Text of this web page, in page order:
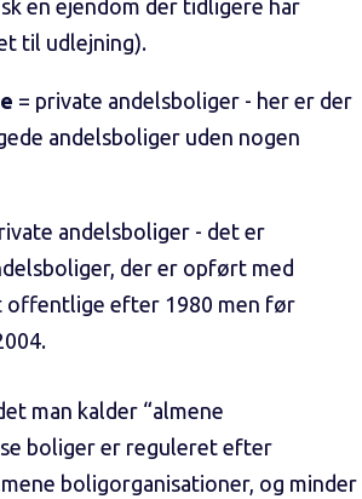
en ejendom der tidligere har
til udlejning).
= private andelsboliger - her er der
andelsboliger uden nogen
andelsboliger - det er
der er opført med
offentlige efter 1980 men før
man kalder “almene
boliger er reguleret efter
boligorganisationer, og minder